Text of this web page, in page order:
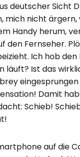
deutscher Sicht
mich nicht
Handy herum,
den Fernseher.
Ich hob
läuft? Ist das
Damit
Schieb!
auf die